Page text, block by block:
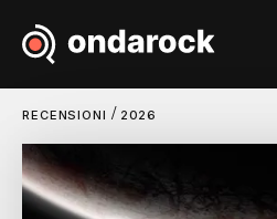
RECENSIONI / 2026